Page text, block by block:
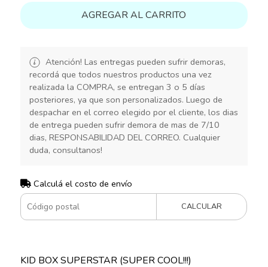
AGREGAR AL CARRITO
Atención! Las entregas pueden sufrir demoras,
recordá que todos nuestros productos una vez
realizada la COMPRA, se entregan 3 o 5 días
posteriores, ya que son personalizados. Luego de
despachar en el correo elegido por el cliente, los dias
de entrega pueden sufrir demora de mas de 7/10
dias, RESPONSABILIDAD DEL CORREO. Cualquier
duda, consultanos!
Calculá el costo de envío
CALCULAR
KID BOX SUPERSTAR (SUPER COOL!!!)